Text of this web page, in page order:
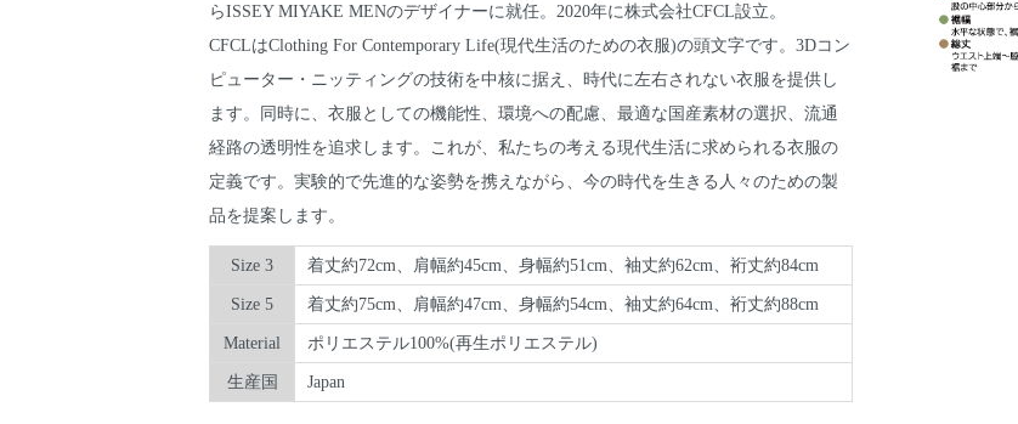
らISSEY MIYAKE MENのデザイナーに就任。2020年に株式会社CFCL設立。
CFCLはClothing For Contemporary Life(現代生活のための衣服)の頭文字です。3Dコン
ピューター・ニッティングの技術を中核に据え、時代に左右されない衣服を提供し
ます。同時に、衣服としての機能性、環境への配慮、最適な国産素材の選択、流通
経路の透明性を追求します。これが、私たちの考える現代生活に求められる衣服の
定義です。実験的で先進的な姿勢を携えながら、今の時代を生きる人々のための製
品を提案します。
Size 3 着丈約72cm、肩幅約45cm、身幅約51cm、袖丈約62cm、裄丈約84cm
Size 5 着丈約75cm、肩幅約47cm、身幅約54cm、袖丈約64cm、裄丈約88cm
Material ポリエステル100%(再生ポリエステル)
生産国 Japan